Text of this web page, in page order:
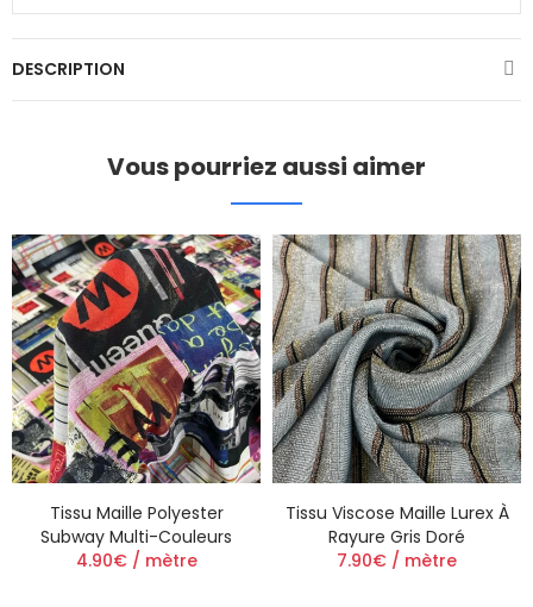
DESCRIPTION
Vous pourriez aussi aimer
Tissu Maille Polyester
Subway Multi-Couleurs
4.90€ / mètre
Tissu Viscose Maille Lurex À
Rayure Gris Doré
7.90€ / mètre